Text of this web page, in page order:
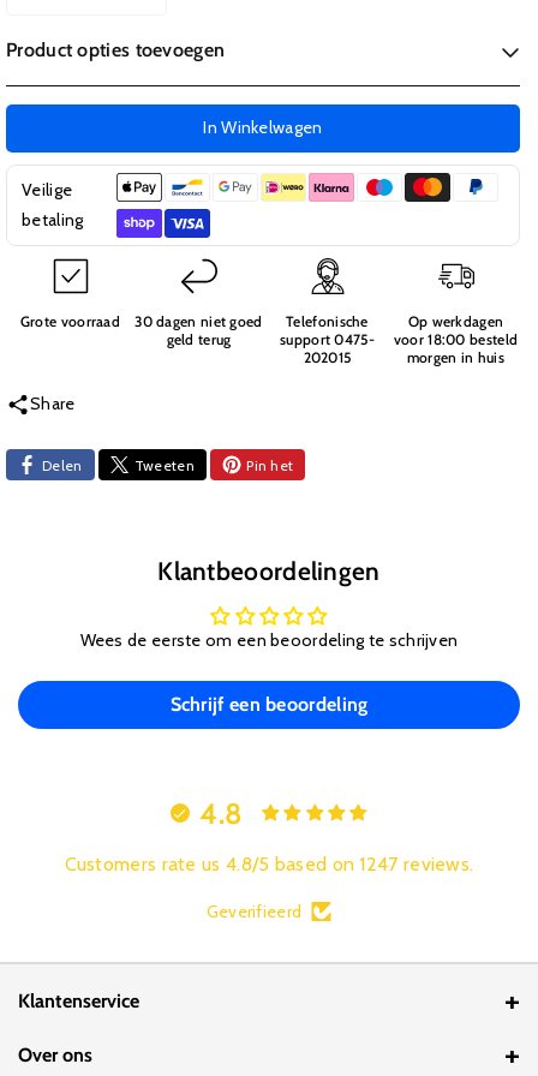
voor
Huina
RC
1:14
Torenkraan
voor
Huina
RC
1:14
Torenkraan
Product opties toevoegen
In Winkelwagen
Veilige
betaling
Grote voorraad
30 dagen niet goed
geld terug
Telefonische
support 0475-
202015
Op werkdagen
voor 18:00 besteld
morgen in huis
Share
Delen Tweeten Pin het
Klantbeoordelingen
Wees de eerste om een beoordeling te schrijven
Schrijf een beoordeling
4.8
Customers rate us 4.8/5 based on 1247 reviews.
Geverifieerd
Klantenservice
Contact
Over ons